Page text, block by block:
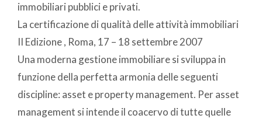
immobiliari pubblici e privati.
La certificazione di qualità delle attività immobiliari
II Edizione , Roma, 17 – 18 settembre 2007
Una moderna gestione immobiliare si sviluppa in
funzione della perfetta armonia delle seguenti
discipline: asset e property management. Per asset
management si intende il coacervo di tutte quelle